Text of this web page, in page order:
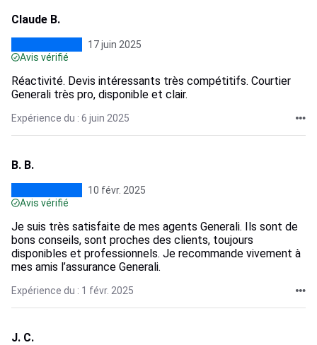
Claude B.
17 juin 2025
Avis vérifié
Réactivité. Devis intéressants très compétitifs. Courtier
Generali très pro, disponible et clair.
Expérience du : 6 juin 2025
B. B.
10 févr. 2025
Avis vérifié
Je suis très satisfaite de mes agents Generali. Ils sont de
bons conseils, sont proches des clients, toujours
disponibles et professionnels. Je recommande vivement à
mes amis l’assurance Generali.
Expérience du : 1 févr. 2025
J. C.